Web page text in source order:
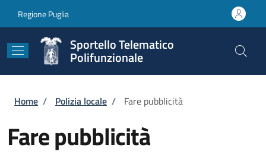
Regione Puglia
Sportello Telematico
Polifunzionale
Briciole di pane
Home / Polizia locale / Fare pubblicità
Fare pubblicità